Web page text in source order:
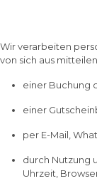
Wir verarbeiten
von sich aus
einer Buchung
einer
per E-Mail,
durch Nutzung
Uhrzeit,